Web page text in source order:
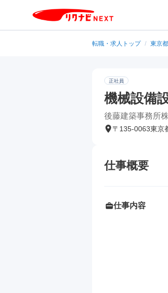
転職・求人トップ / 東京都
正社員
機械設備
後藤建築事務所
〒135-0063東京
仕事概要
仕事内容